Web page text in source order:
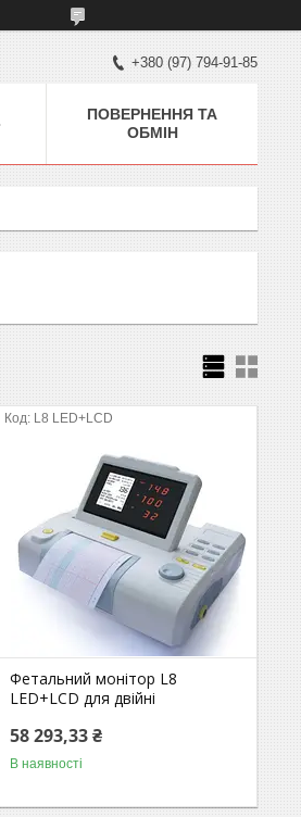
+380 (97) 794-91-85
ПОВЕРНЕННЯ ТА
ОБМІН
L8 LED+LCD
Фетальний монітор L8
LED+LCD для двійні
58 293,33 ₴
В наявності